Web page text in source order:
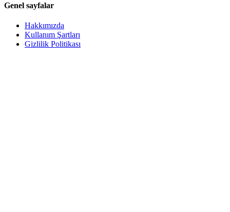
Genel sayfalar
Hakkımızda
Kullanım Şartları
Gizlilik Politikası